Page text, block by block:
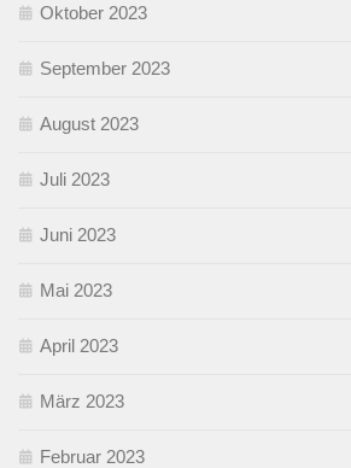
Oktober 2023
September 2023
August 2023
Juli 2023
Juni 2023
Mai 2023
April 2023
März 2023
Februar 2023